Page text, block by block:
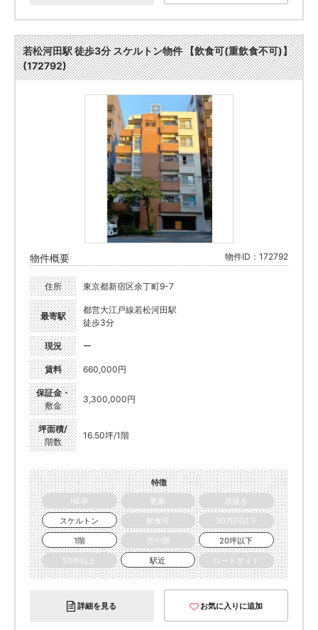
若松河田駅 徒歩3分 スケルトン物件 【飲食可(重飲食不可)】
(172792)
物件概要 物件ID：172792
住所 東京都新宿区余丁町9-7
最寄駅
都営大江戸線若松河田駅
徒歩3分
現況 ー
賃料 660,000円
保証金・
敷金
3,300,000円
坪面積/
階数
16.50坪/1階
特徴
NEW
更新
居抜き
スケルトン
飲食可
30万円以下
1階
空中階
20坪以下
50坪以上
駅近 ロードサイド
詳細を見る お気に入りに追加